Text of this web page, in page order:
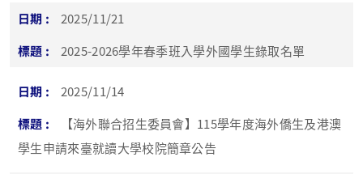
2025/11/21
2025-2026學年春季班入學外國學生錄取名單
2025/11/14
【海外聯合招生委員會】115學年度海外僑生及港澳
學生申請來臺就讀大學校院簡章公告